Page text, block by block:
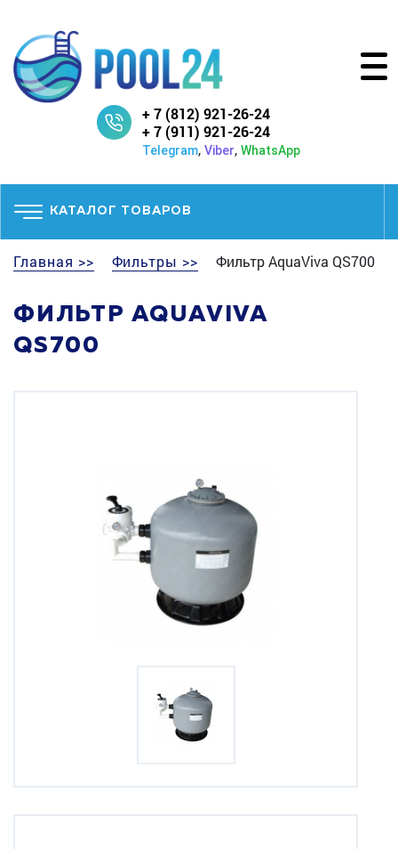
+ 7 (812) 921-26-24
+ 7 (911) 921-26-24
Telegram, Viber, WhatsApp
КАТАЛОГ ТОВАРОВ
Главная >> Фильтры >> Фильтр AquaViva QS700
ФИЛЬТР AQUAVIVA
QS700